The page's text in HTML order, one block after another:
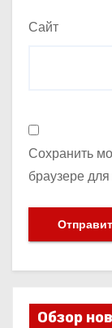
Сайт
Сохранить
браузере
Обзор